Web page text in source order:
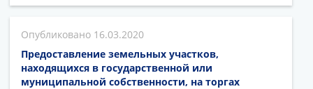
16.03.2020
Предоставление земельных участков,
находящихся в государственной или
муниципальной собственности, на торгах